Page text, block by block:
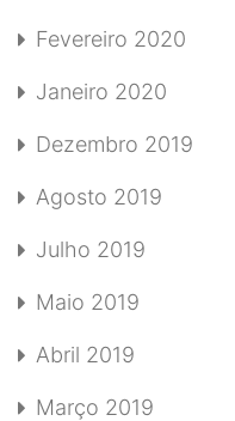
Fevereiro 2020
Janeiro 2020
Dezembro 2019
Agosto 2019
Julho 2019
Maio 2019
Abril 2019
Março 2019